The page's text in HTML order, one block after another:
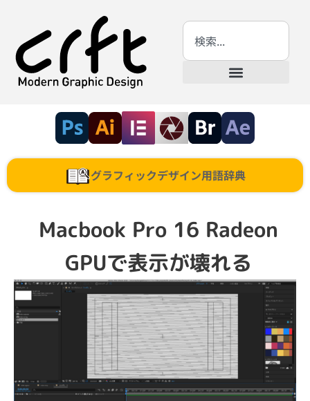
グラフィックデザイン用語辞典
Macbook Pro 16 Radeon
GPUで表示が壊れる